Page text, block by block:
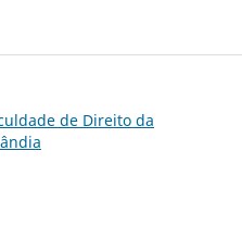
de Direito da